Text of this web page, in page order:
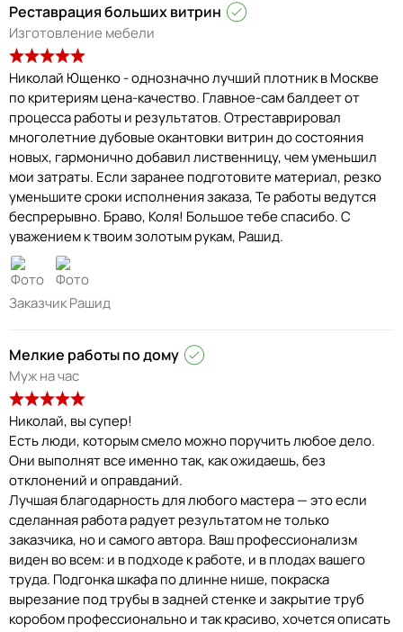
Реставрация больших витрин
Изготовление мебели
Николай Ющенко - однозначно лучший плотник в Москве
по критериям цена-качество. Главное-сам балдеет от
процесса работы и результатов. Отреставрировал
многолетние дубовые окантовки витрин до состояния
новых, гармонично добавил лиственницу, чем уменьшил
мои затраты. Если заранее подготовите материал, резко
уменьшите сроки исполнения заказа, Те работы ведутся
беспрерывно. Браво, Коля! Большое тебе спасибо. С
уважением к твоим золотым рукам, Рашид.
Заказчик Рашид
Мелкие работы по дому
Муж на час
Николай, вы супер!
Есть люди, которым смело можно поручить любое дело.
Они выполнят все именно так, как ожидаешь, без
отклонений и оправданий.
Лучшая благодарность для любого мастера — это если
сделанная работа радует результатом не только
заказчика, но и самого автора. Ваш профессионализм
виден во всем: и в подходе к работе, и в плодах вашего
труда. Подгонка шкафа по длинне нише, покраска
вырезание под трубы в задней стенке и закрытие труб
коробом профессионально и так красиво, хочется описать